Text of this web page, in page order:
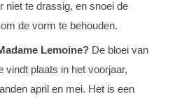
niet te drassig, en snoei de
de vorm te behouden.
Lemoine? De bloei van
vindt plaats in het voorjaar,
april en mei. Het is een